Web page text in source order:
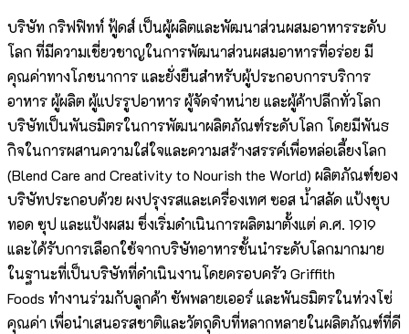
บริษัท กริฟฟิทท์ ฟู้ดส์ เป็นผู้ผลิตและพัฒนาส่วนผสมอาหารระดับ
โลก ที่มีความเชี่ยวชาญในการพัฒนาส่วนผสมอาหารที่อร่อย มี
คุณค่าทางโภชนาการ และยั่งยืนสำหรับผู้ประกอบการบริการ
อาหาร ผู้ผลิต ผู้แปรรูปอาหาร ผู้จัดจำหน่าย และผู้ค้าปลีกทั่วโลก
บริษัทเป็นพันธมิตรในการพัฒนาผลิตภัณฑ์ระดับโลก โดยมีพันธ
กิจในการผสานความใส่ใจและความสร้างสรรค์เพื่อหล่อเลี้ยงโลก
(Blend Care and Creativity to Nourish the World) ผลิตภัณฑ์ของ
บริษัทประกอบด้วย ผงปรุงรสและเครื่องเทศ ซอส น้ำสลัด แป้งชุบ
ทอด ซุป และแป้งผสม ซึ่งเริ่มดำเนินการผลิตมาตั้งแต่ ค.ศ. 1919
และได้รับการเลือกใช้จากบริษัทอาหารชั้นนำระดับโลกมากมาย
ในฐานะที่เป็นบริษัทที่ดำเนินงานโดยครอบครัว Griffith
Foods ทำงานร่วมกับลูกค้า ซัพพลายเออร์ และพันธมิตรในห่วงโซ่
คุณค่า เพื่อนำเสนอรสชาติและวัตถุดิบที่หลากหลายในผลิตภัณฑ์ที่ดี